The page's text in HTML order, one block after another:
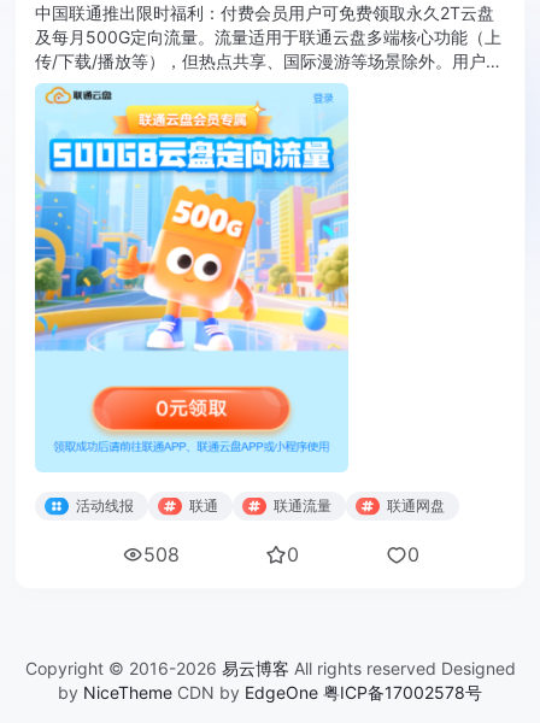
中国联通推出限时福利：付费会员用户可免费领取永久2T云盘
及每月500G定向流量。流量适用于联通云盘多端核心功能（上
传/下载/播放等），但热点共享、国际漫游等场景除外。用户需
通过专属链接分步领取2T云盘和定向流量包，次月自动0元续
订，支持AP ...
活动线报 联通 联通流量 联通网盘
508 0 0
Copyright © 2016-2026 易云博客 All rights reserved Designed
by NiceTheme CDN by EdgeOne 粤ICP备17002578号